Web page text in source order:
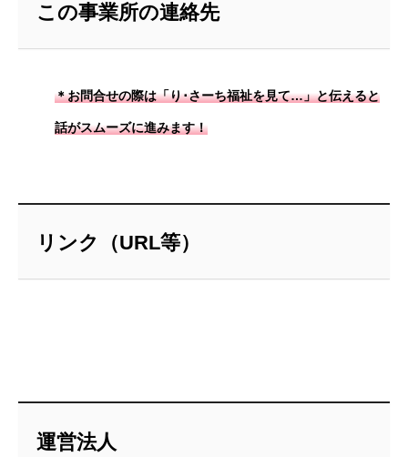
この事業所の連絡先
＊お問合せの際は「り･さーち福祉を見て…」と伝えると
話がスムーズに進みます！
リンク（URL等）
運営法人